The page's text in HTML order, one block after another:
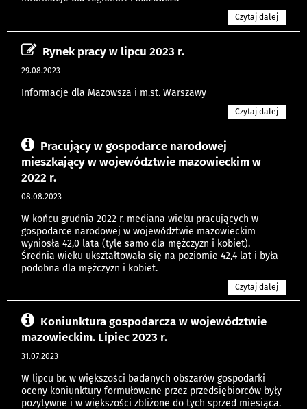
Czytaj dalej
Rynek pracy w lipcu 2023 r.
29.08.2023
Informacje dla Mazowsza i m.st. Warszawy
Czytaj dalej
Pracujący w gospodarce narodowej
mieszkający w województwie mazowieckim w
2022 r.
08.08.2023
W końcu grudnia 2022 r. mediana wieku pracujących w
gospodarce narodowej w województwie mazowieckim
wyniosła 42,0 lata (tyle samo dla mężczyzn i kobiet).
Średnia wieku ukształtowała się na poziomie 42,4 lat i była
podobna dla mężczyzn i kobiet.
Czytaj dalej
Koniunktura gospodarcza w województwie
mazowieckim. Lipiec 2023 r.
31.07.2023
W lipcu br. w większości badanych obszarów gospodarki
oceny koniunktury formułowane przez przedsiębiorców były
pozytywne i w większości zbliżone do tych sprzed miesiąca.